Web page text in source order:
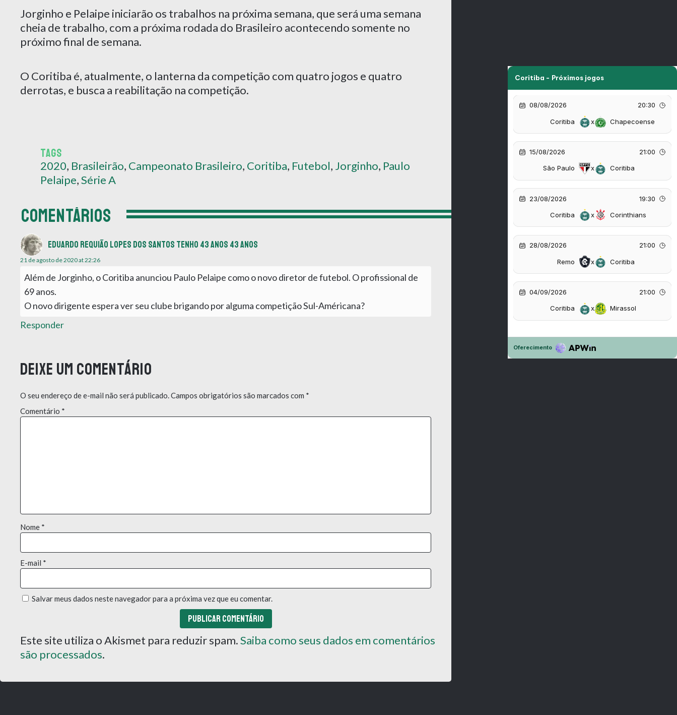
Jorginho e Pelaipe iniciarão os trabalhos na próxima semana, que será uma semana
cheia de trabalho, com a próxima rodada do Brasileiro acontecendo somente no
próximo final de semana.
O Coritiba é, atualmente, o lanterna da competição com quatro jogos e quatro
derrotas, e busca a reabilitação na competição.
TAGS
2020, Brasileirão, Campeonato Brasileiro, Coritiba, Futebol, Jorginho, Paulo
Pelaipe,Série A
COMENTÁRIOS
Eduardo Requião Lopes dos Santos tenho 43 anos 43 anos
21 de agosto de 2020 at 22:26
Além de Jorginho, o Coritiba anunciou Paulo Pelaipe como o novo diretor de futebol. O profissional de
69 anos.
O novo dirigente espera ver seu clube brigando por alguma competição Sul-Américana?
Responder
Deixe um comentário
O seu endereço de e-mail não será publicado.Campos obrigatórios são marcados com *
Comentário *
Nome *
E-mail *
Salvar meus dados neste navegador para a próxima vez que eu comentar.
Este site utiliza o Akismet para reduzir spam.Saiba como seus dados em comentários
são processados.